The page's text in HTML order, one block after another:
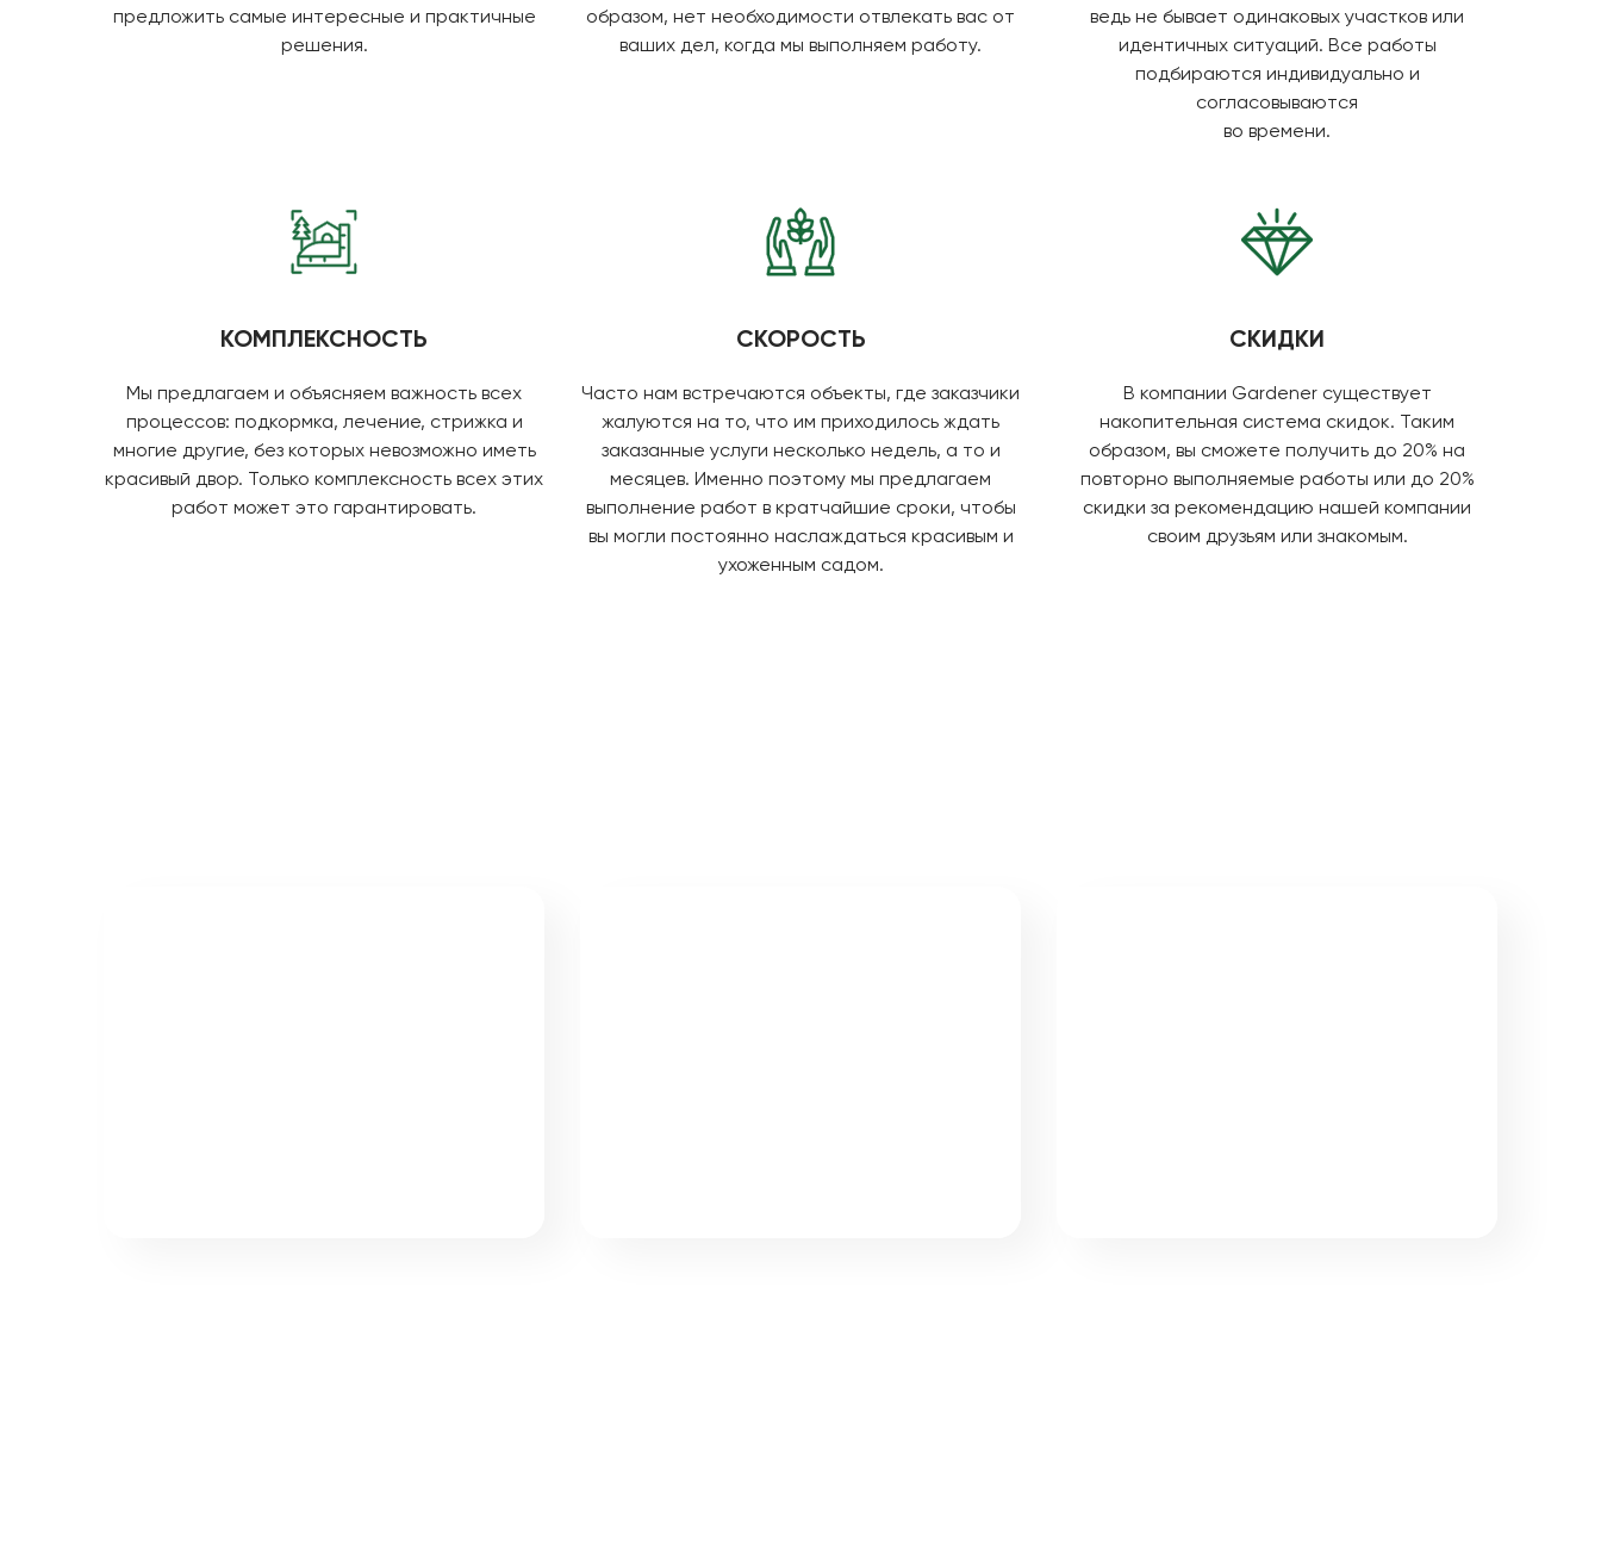
предложить самые интересные и практичные
решения.
образом, нет необходимости отвлекать вас от
ваших дел, когда мы выполняем работу.
ведь не бывает одинаковых участков или
идентичных ситуаций. Все работы
подбираются индивидуально и
согласовываются
во времени.
КОМПЛЕКСНОСТЬ
Мы предлагаем и объясняем важность всех
процессов: подкормка, лечение, стрижка и
многие другие, без которых невозможно иметь
красивый двор. Только комплексность всех этих
работ может это гарантировать.
СКОРОСТЬ
Часто нам встречаются объекты, где заказчики
жалуются на то, что им приходилось ждать
заказанные услуги несколько недель, а то и
месяцев. Именно поэтому мы предлагаем
выполнение работ в кратчайшие сроки, чтобы
вы могли постоянно наслаждаться красивым и
ухоженным садом.
СКИДКИ
В компании Gardener существует
накопительная система скидок. Таким
образом, вы сможете получить до 20% на
повторно выполняемые работы или до 20%
скидки за рекомендацию нашей компании
своим друзьям или знакомым.